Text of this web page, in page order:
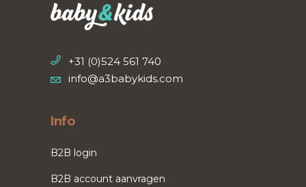
+31 (0)524 561 740
info@a3babykids.com
Info
B2B login
B2B account aanvragen